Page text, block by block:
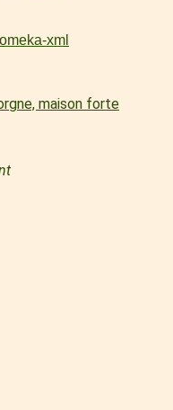
omeka-xml
maison forte